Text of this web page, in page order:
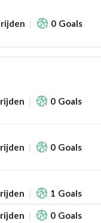
0 Goals
0 Goals
0 Goals
1 Goals
0 Goals